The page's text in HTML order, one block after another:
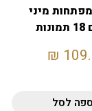
מיני
₪
לסל